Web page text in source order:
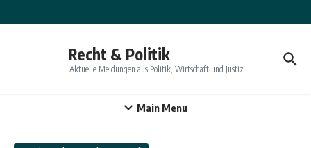
Recht & Politik
Aktuelle Meldungen aus Politik, Wirtschaft und Justiz
Main Menu